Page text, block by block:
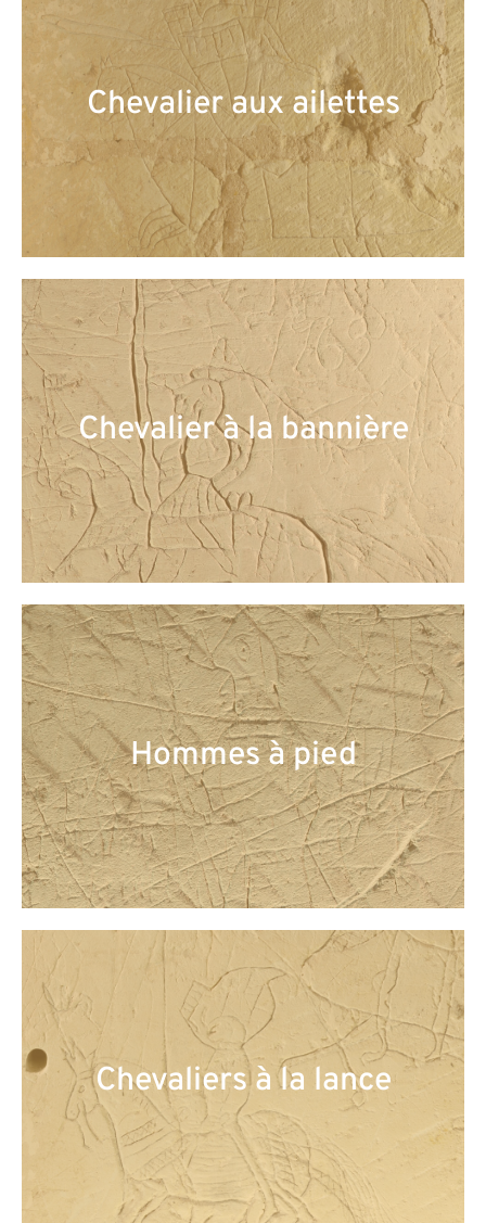
Chevalier aux ailettes
Chevalier à la bannière
Hommes à pied
Chevaliers à la lance